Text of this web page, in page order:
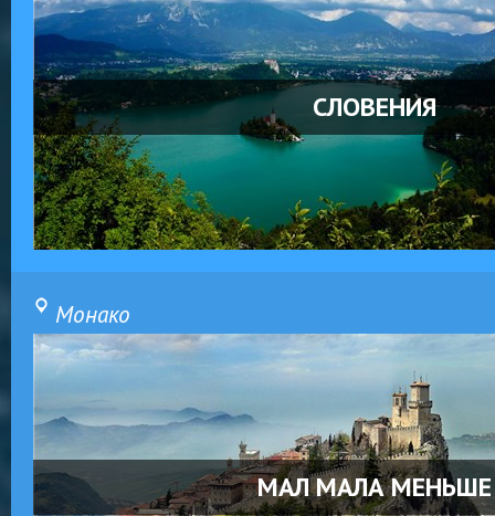
СЛОВЕНИЯ
Монако
МАЛ МАЛА МЕНЬШЕ